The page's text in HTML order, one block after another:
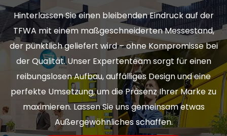
Hinterlassen Sie einen bleibenden Eindruck auf der
TFWA mit einem maßgeschneiderten Messestand,
der pünktlich geliefert wird – ohne Kompromisse bei
der Qualität. Unser Expertenteam sorgt für einen
reibungslosen Aufbau, auffälliges Design und eine
perfekte Umsetzung, um die Präsenz Ihrer Marke zu
maximieren. Lassen Sie uns gemeinsam etwas
Außergewöhnliches schaffen.